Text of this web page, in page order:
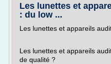
Les lunettes et
: du low ...
Les lunettes et appareils
Les lunettes et appareils
de qualité ?